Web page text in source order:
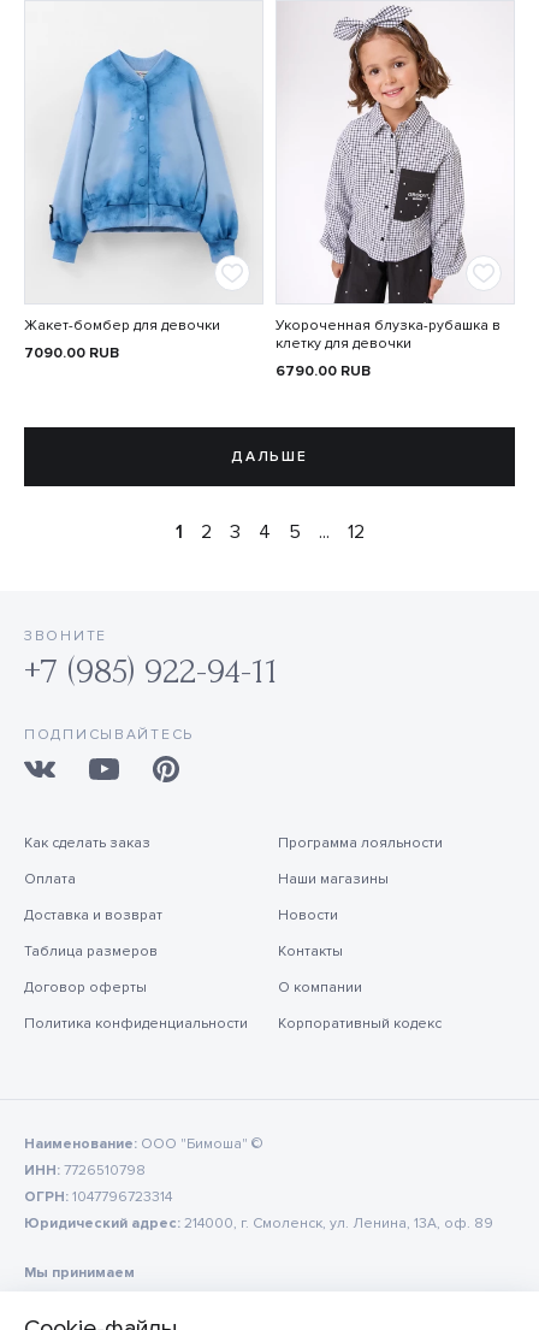
Жакет-бомбер для девочки
7090.00 RUB
Укороченная блузка-рубашка в
клетку для девочки
6790.00 RUB
ДАЛЬШЕ
1 2 3 4 5 ... 12
ЗВОНИТЕ
+7 (985) 922-94-11
ПОДПИСЫВАЙТЕСЬ
Как сделать заказ
Оплата
Доставка и возврат
Таблица размеров
Договор оферты
Политика конфиденциальности
Программа лояльности
Наши магазины
Новости
Контакты
О компании
Корпоративный кодекс
Наименование: ООО "Бимоша" ©
ИНН: 7726510798
ОГРН: 1047796723314
Юридический адрес: 214000, г. Смоленск, ул. Ленина, 13А, оф. 89
Мы принимаем